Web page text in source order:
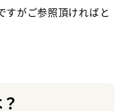
すがご参照頂ければと